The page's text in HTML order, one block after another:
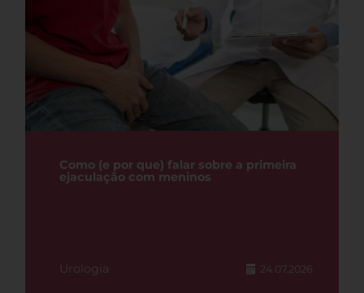
Como (e por que) falar sobre a primeira
ejaculação com meninos
Urologia 24.07.2026